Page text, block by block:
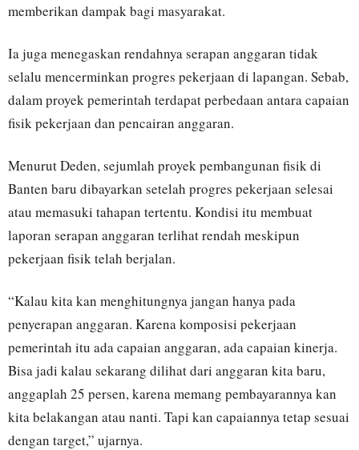
memberikan dampak bagi masyarakat.
Ia juga menegaskan rendahnya serapan anggaran tidak
selalu mencerminkan progres pekerjaan di lapangan. Sebab,
dalam proyek pemerintah terdapat perbedaan antara capaian
fisik pekerjaan dan pencairan anggaran.
Menurut Deden, sejumlah proyek pembangunan fisik di
Banten baru dibayarkan setelah progres pekerjaan selesai
atau memasuki tahapan tertentu. Kondisi itu membuat
laporan serapan anggaran terlihat rendah meskipun
pekerjaan fisik telah berjalan.
“Kalau kita kan menghitungnya jangan hanya pada
penyerapan anggaran. Karena komposisi pekerjaan
pemerintah itu ada capaian anggaran, ada capaian kinerja.
Bisa jadi kalau sekarang dilihat dari anggaran kita baru,
anggaplah 25 persen, karena memang pembayarannya kan
kita belakangan atau nanti. Tapi kan capaiannya tetap sesuai
dengan target,” ujarnya.